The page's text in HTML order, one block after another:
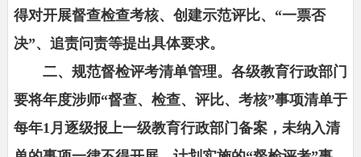
得对开展督查检查考核、创建示范评比、“一票否
决”、追责问责等提出具体要求。
二、规范督检评考清单管理。各级教育行政部门
要将年度涉师“督查、检查、评比、考核”事项清单于
每年1月逐级报上一级教育行政部门备案，未纳入清